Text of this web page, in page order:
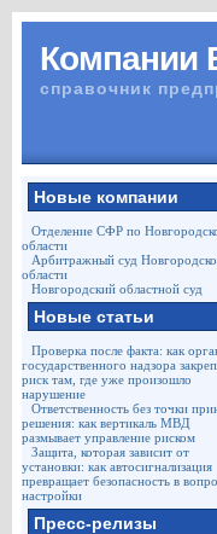
Компании
справочник
Новые компании
Отделение СФР по
области
Арбитражный суд
области
Новгородский областной суд
Новые статьи
Проверка после факта: как
государственного надзора
риск там, где уже произошло
нарушение
Ответственность без точки
решения: как вертикаль МВД
размывает управление риском
Защита, которая зависит от
установки: как автосигнализация
превращает безопасность в
настройки
Пресс-релизы